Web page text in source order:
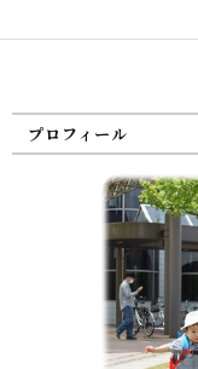
プロフィール